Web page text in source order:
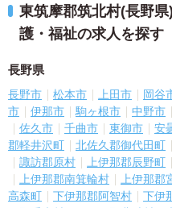
東筑摩郡筑北村(長野
護・福祉の求人を探す
長野県
長野市 松本市 上田市 岡谷
市
伊那市 駒ヶ根市 中野市
佐久市
千曲市 東御市 安
郡軽井沢町
北佐久郡御代田町
諏訪郡原村
上伊那郡辰野町
上伊那郡南箕輪村
上伊那郡
高森町
下伊那郡阿智村 下伊